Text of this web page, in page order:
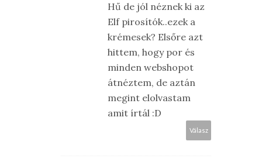
Hű de jól néznek ki az
Elf pirosítók..ezek a
krémesek? Elsőre azt
hittem, hogy por és
minden webshopot
átnéztem, de aztán
megint elolvastam
amit írtál :D
Válasz